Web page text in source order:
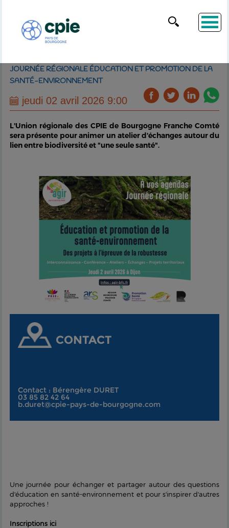
JOURNÉE RÉGIONALE ÉDUCATION ET PROMOTION DE LA
SANTÉ-ENVIRONNEMENT
jeudi 02 avril 2026 9:00
L'Union régionale des CPIE de Bourgogne Franche Comté
sera présente pour animer un atelier d'échanges autour du
lien entre biodiversité et "une seule santé".
CONTACT
Contact : Bérengère DURET
03 85 82 42 64
b.duret@cpie-pays-de-bourgogne.com
Une journée pour échanger et partager autour des questions
d'éducation en santé-environnement et pour s'inspirer d'autres
approches !
Inscriptions ici